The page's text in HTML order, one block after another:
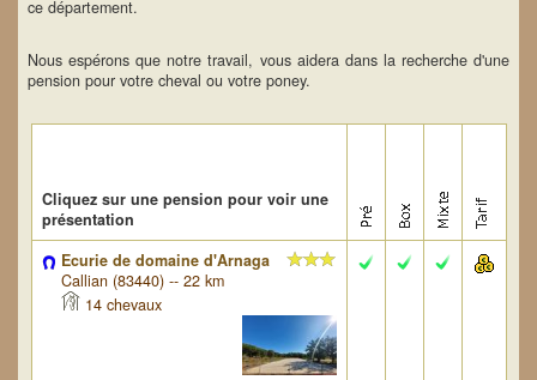
ce département.
Nous espérons que notre travail, vous aidera dans la recherche d'une
pension pour votre cheval ou votre poney.
Cliquez sur une pension pour voir une
présentation
Ecurie de domaine d'Arnaga
Callian (83440) -- 22 km
14 chevaux